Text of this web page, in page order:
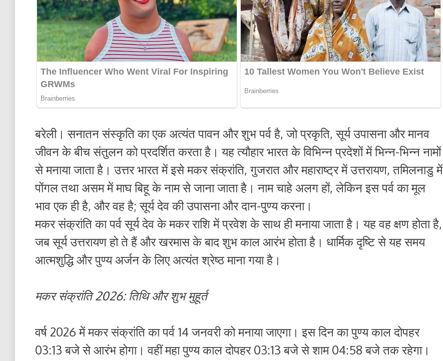
बरेली। सनातन संस्कृति का एक अत्यंत पावन और शुभ पर्व है, जो प्रकृति, सूर्य उपासना और मानव
जीवन के बीच संतुलन को प्रदर्शित करता है। यह त्यौहार भारत के विभिन्न प्रदेशों में भिन्न-भिन्न नामों
से मनाया जाता है। उत्तर भारत में इसे मकर संक्रांति, गुजरात और महाराष्ट्र में उत्तरायण, तमिलनाडु में
पोंगल तथा असम में माघ बिहू के नाम से जाना जाता है। नाम चाहे अलग हों, लेकिन इस पर्व का मूल
भाव एक ही है, और वह है; सूर्य देव की उपासना और दान-पुण्य करना।
मकर संक्रांति का पर्व सूर्य देव के मकर राशि में प्रवेश के साथ ही मनाया जाता है। यह वह क्षण होता है,
जब सूर्य उत्तरायण हो ते हैं और खरमास के बाद शुभ काल आरंभ होता है। धार्मिक दृष्टि से यह समय
आत्मशुद्धि और पुण्य अर्जन के लिए अत्यंत श्रेष्ठ माना गया है।
मकर संक्रांति 2026: तिथि और शुभ मुहूर्त
वर्ष 2026 में मकर संक्रांति का पर्व 14 जनवरी को मनाया जाएगा। इस दिन का पुण्य काल दोपहर
03:13 बजे से आरंभ होगा। वहीं महा पुण्य काल दोपहर 03:13 बजे से शाम 04:58 बजे तक रहेगा।